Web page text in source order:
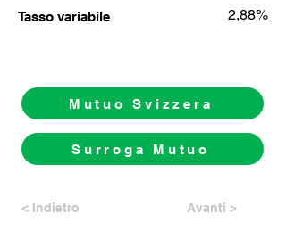
Tasso variabile 2,88%
Mutuo Svizzera
Surroga Mutuo
< Indietro Avanti >